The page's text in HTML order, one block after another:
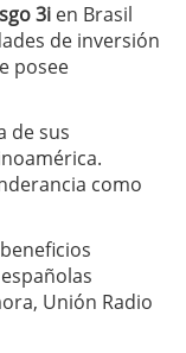
3i en Brasil
de inversión
posee
de sus
como
Unión Radio